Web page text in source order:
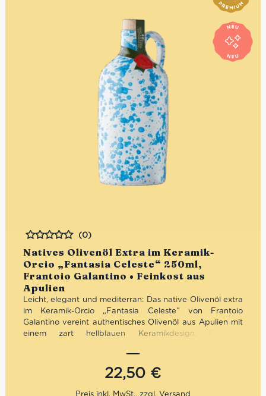
Natives Olivenöl Extra im Keramik-
Orcio „Fantasia Celeste“ 250ml,
Frantoio Galantino • Feinkost aus
Apulien
Bewertet
(0)
Leicht, elegant und mediterran: Das native Olivenöl extra
im Keramik-Orcio „Fantasia Celeste“ von Frantoio
Galantino vereint authentisches Olivenöl aus Apulien mit
einem zart hellblauen Keramikdesign. Fruchtig,
Licht geschützt und stilvoll präsentiert. Ideal für die
mediterrane Küche, den täglichen Genuss oder als
elegante Geschenkidee mit italienischem Flair.
22,50 €